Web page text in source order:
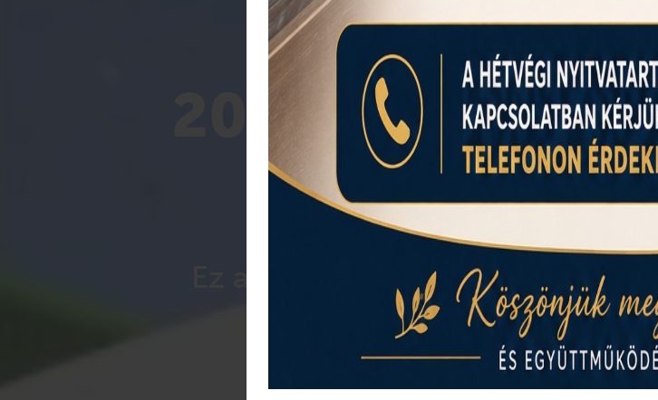
2026. június
Ez a nyár rólatok szól!
indítsátok
TOVÁBBI